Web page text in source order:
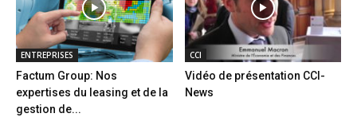
ENTREPRISES
Factum Group: Nos
expertises du leasing et de la
gestion de...
CCI
Vidéo de présentation CCI-
News